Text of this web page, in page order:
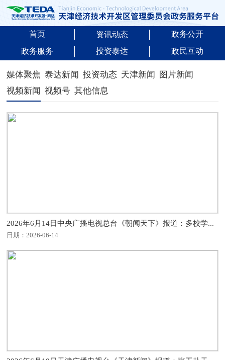
首页 资讯动态
政务公开
政务服务
投资泰达 政民互动
媒体聚焦 泰达新闻 投资动态 天津新闻
图片新闻
视频新闻
视频号 其他信息
2026年6月14日中央广播电视总台《朝闻天下》报道：多校学...
日期：2026-06-14